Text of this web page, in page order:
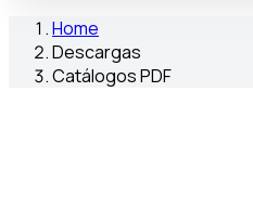
Home
Descargas
Catálogos PDF